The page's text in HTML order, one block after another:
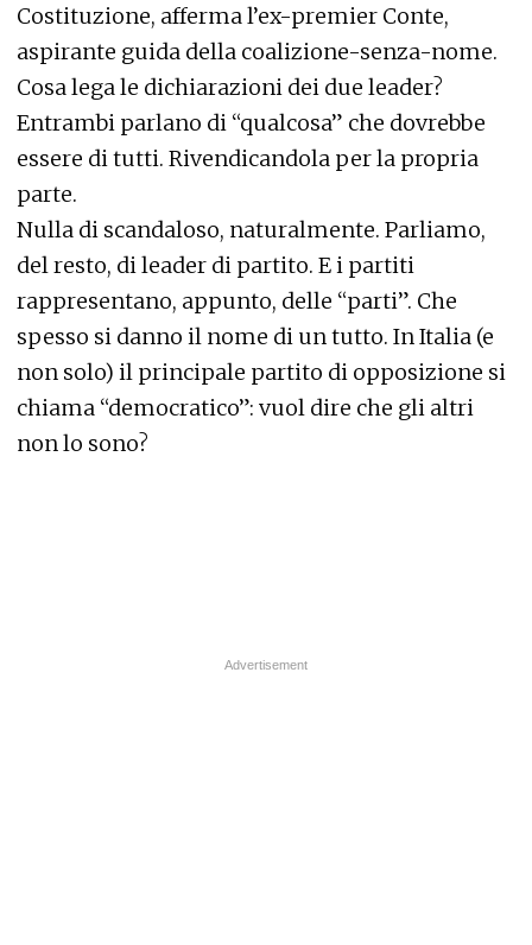
Costituzione, afferma l’ex-premier Conte,
aspirante guida della coalizione-senza-nome.
Cosa lega le dichiarazioni dei due leader?
Entrambi parlano di “qualcosa” che dovrebbe
essere di tutti. Rivendicandola per la propria
parte.
Nulla di scandaloso, naturalmente. Parliamo,
del resto, di leader di partito. E i partiti
rappresentano, appunto, delle “parti”. Che
spesso si danno il nome di un tutto. In Italia (e
non solo) il principale partito di opposizione si
chiama “democratico”: vuol dire che gli altri
non lo sono?